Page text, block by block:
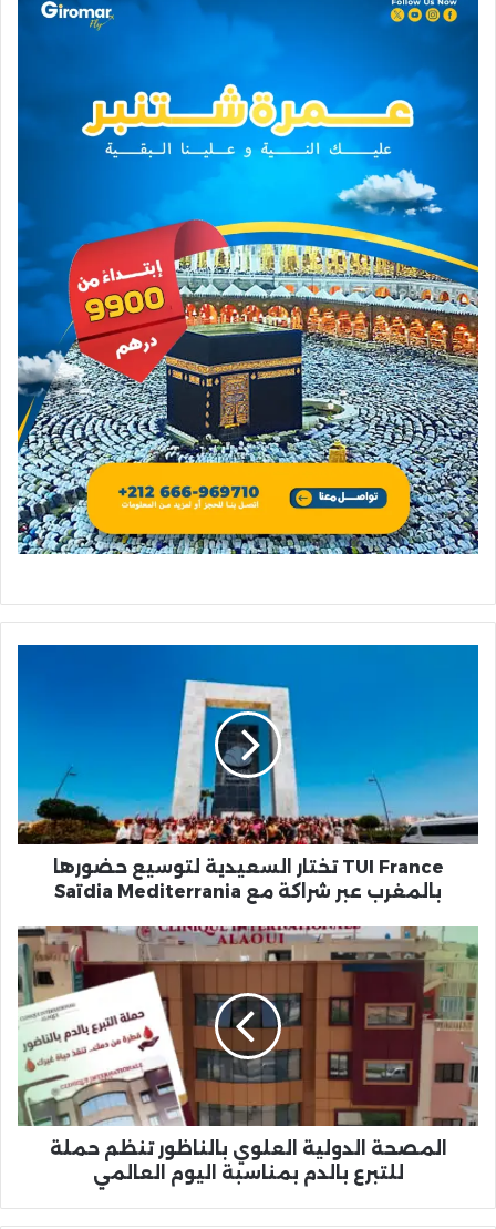
لتوسيع
حضورها
بالمغرب
عبر
شراكة
Saïdia
TUI France تختار السعيدية لتوسيع حضورها
بالمغرب عبر شراكة مع Saïdia Mediterrania
المصحة
الدولية
العلوي
بالناظور
تنظم
حملة
للتبرع
بالدم
بمناسبة
المصحة الدولية العلوي بالناظور تنظم حملة
للتبرع بالدم بمناسبة اليوم العالمي